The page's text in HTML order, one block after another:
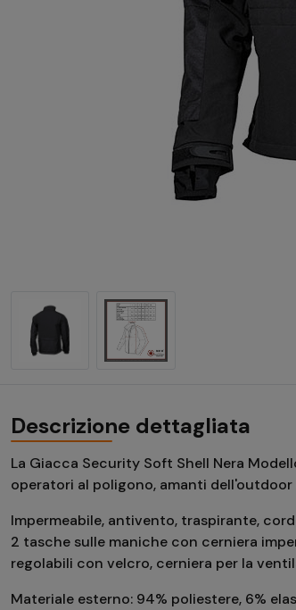
Descrizione dettagliata
La Giacca Security Soft Shell Nera
operatori al poligono, amanti
Impermeabile, antivento, traspirante,
2 tasche sulle maniche con cerniera
regolabili con velcro, cerniera per la
Materiale esterno: 94% poliestere, 6%